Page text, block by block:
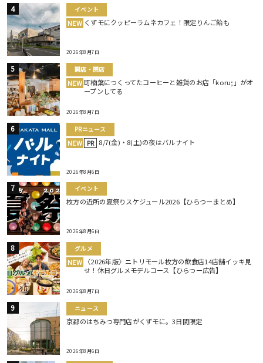
イベント
NEW くずモにクッピーラムネカフェ！限定りんご飴も
2026年8月7日
開店・閉店
NEW 町楠葉につくってたコーヒーと雑貨のお店「koru;」がオ
ープンしてる
2026年8月7日
PRニュース
NEW PR 8/7(金)・8(土)の夜はバルナイト
2026年8月6日
イベント
枚方の近所の夏祭りスケジュール2026【ひらつーまとめ】
2026年8月6日
グルメ
NEW 〈2026年版〉ニトリモール枚方の飲食店14店舗イッキ見
せ！休日グルメモデルコース【ひらつー広告】
2026年8月7日
ニュース
京都のはちみつ専門店がくずモに。3日間限定
2026年8月6日